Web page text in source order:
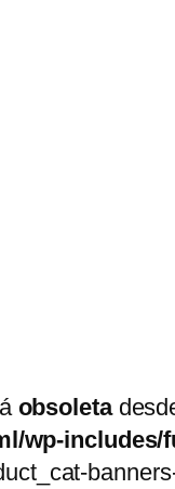
obsoleta
wp-includes/